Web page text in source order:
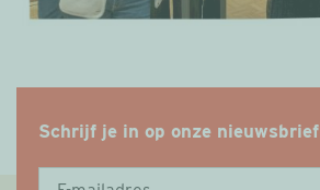
Schrijf je in op onze nieuwsbrief